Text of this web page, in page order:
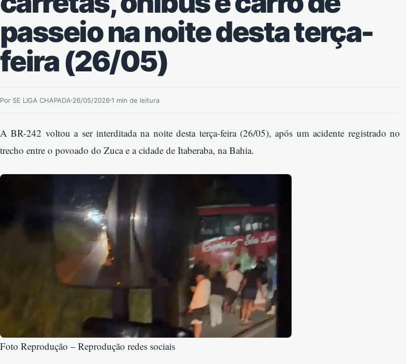
passeio na noite desta terça-
feira (26/05)
Por SE LIGA CHAPADA 26/05/20261 min de leitura
A BR-242 voltou a ser interditada na noite desta terça-feira (26/05), após um acidente registrado no
trecho entre o povoado do Zuca e a cidade de Itaberaba, na Bahia.
Foto Reprodução – Reprodução redes sociais